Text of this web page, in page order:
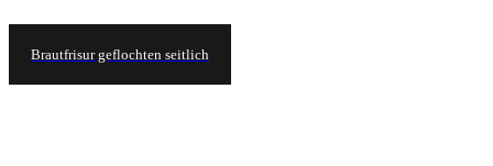
Brautfrisur geflochten seitlich